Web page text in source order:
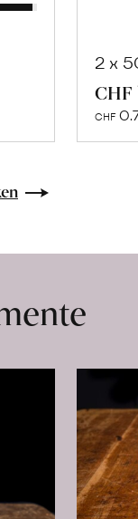
2 x
CHF
CHF